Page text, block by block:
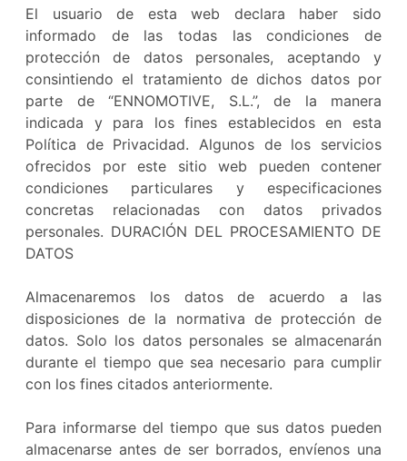
El usuario de esta web declara haber sido
informado de las todas las condiciones de
protección de datos personales, aceptando y
consintiendo el tratamiento de dichos datos por
parte de “ENNOMOTIVE, S.L.”, de la manera
indicada y para los fines establecidos en esta
Política de Privacidad. Algunos de los servicios
ofrecidos por este sitio web pueden contener
condiciones particulares y especificaciones
concretas relacionadas con datos privados
personales. DURACIÓN DEL PROCESAMIENTO DE
DATOS
Almacenaremos los datos de acuerdo a las
disposiciones de la normativa de protección de
datos. Solo los datos personales se almacenarán
durante el tiempo que sea necesario para cumplir
con los fines citados anteriormente.
Para informarse del tiempo que sus datos pueden
almacenarse antes de ser borrados, envíenos una